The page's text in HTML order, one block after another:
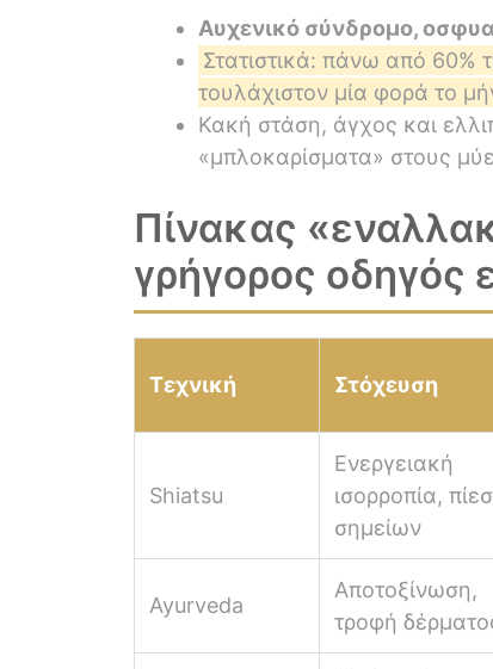
Αυχενικό σύνδρομο,
Στατιστικά: πάνω από
τουλάχιστον μία φορά το
Κακή στάση, άγχος και
«μπλοκαρίσματα» στους
Πίνακας
γρήγορος οδηγός
Τεχνική Στόχευση
Shiatsu
Ενεργειακή
ισορροπία,
σημείων
Ayurveda
Αποτοξίνωση,
τροφή